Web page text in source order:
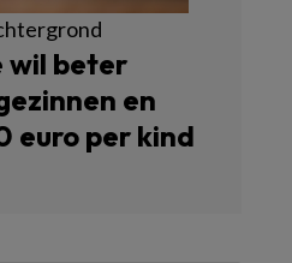
wil beter
en
euro per kind